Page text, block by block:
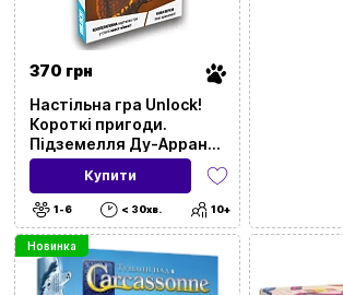
370 грн
Настільна гра Unlock!
Короткі пригоди.
Підземелля Ду-Аррана
(Unlock!: Short
Adventures. Doo-Arann's
Dungeon)
Купити
1-6 < 30хв. 10+
Новинка